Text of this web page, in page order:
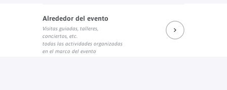
Alrededor del evento
Visitas guiadas, talleres,
conciertos, etc.
todas las actividades organizadas
en el marco del evento